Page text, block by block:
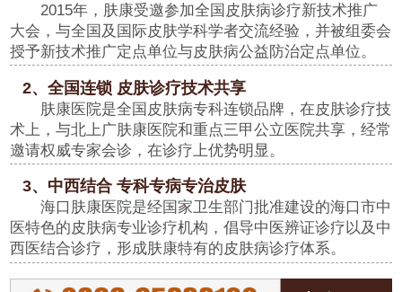
2015年，肤康受邀参加全国皮肤病诊疗新技术推广
大会，与全国及国际皮肤学科学者交流经验，并被组委会
授予新技术推广定点单位与皮肤病公益防治定点单位。
2、全国连锁 皮肤诊疗技术共享
肤康医院是全国皮肤病专科连锁品牌，在皮肤诊疗技
术上，与北上广肤康医院和重点三甲公立医院共享，经常
邀请权威专家会诊，在诊疗上优势明显。
3、中西结合 专科专病专治皮肤
海口肤康医院是经国家卫生部门批准建设的海口市中
医特色的皮肤病专业诊疗机构，倡导中医辨证诊疗以及中
西医结合诊疗，形成肤康特有的皮肤病诊疗体系。